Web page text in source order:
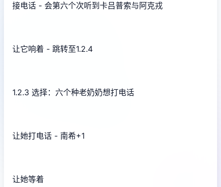
接电话 - 会第六个次听到卡吕普索与阿克戎
让它响着 - 跳转至1.2.4
1.2.3 选择：六个种老奶奶想打电话
让她打电话 - 南希+1
让她等着